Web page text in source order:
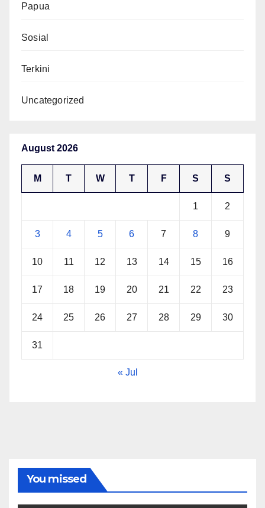
Papua
Sosial
Terkini
Uncategorized
August 2026
M T W T F S S
1 2
3 4 5 6 7 8 9
10 11 12 13 14 15 16
17 18 19 20 21 22 23
24 25 26 27 28 29 30
31
« Jul
You missed